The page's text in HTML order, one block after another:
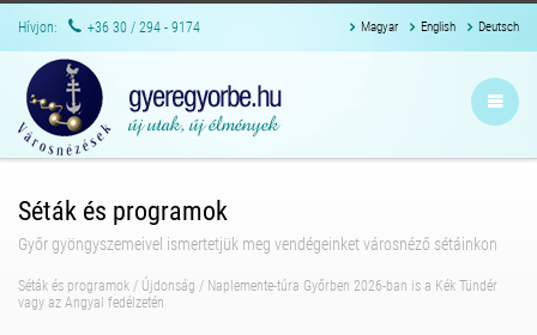
Hívjon: +36 30 / 294 - 9174 Magyar English Deutsch
Séták és programok
Győr gyöngyszemeivel ismertetjük meg vendégeinket városnéző sétáinkon
Séták és programok / Újdonság / Naplemente-túra Győrben 2026-ban is a Kék Tündér
vagy az Angyal fedélzetén